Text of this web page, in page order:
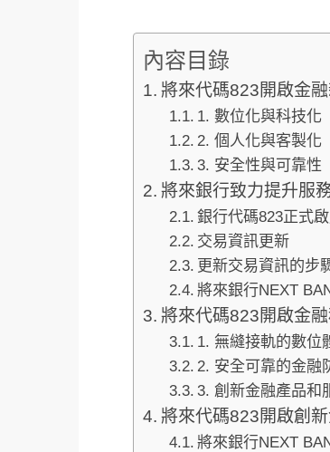
內容目錄
將來代碼823開啟金
1. 數位化與科技化
2. 個人化與客製化
3. 安全性與可靠性
將來銀行致力提升服
銀行代碼823正式啟
交易資訊更新
更新交易資訊的步
將來銀行NEXT
將來代碼823開啟金
1. 無縫接軌的數位
2. 安全可靠的金融
3. 創新金融產品和
將來代碼823開啟創
將來銀行NEXT